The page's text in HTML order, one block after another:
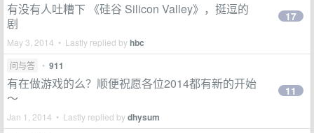
有没有人吐糟下 《硅谷 Silicon Valley》，挺逗的
剧
May 3, 2014 • Lastly replied byhbc
17
问与答 • 911
有在做游戏的么？顺便祝愿各位2014都有新的开始
～
Jan 1, 2014 • Lastly replied bydhysum
11